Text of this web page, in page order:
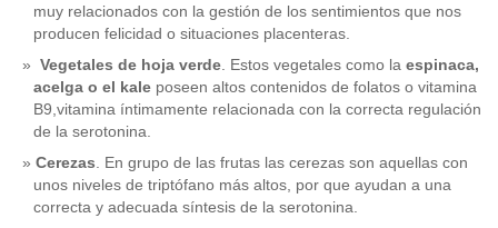
muy relacionados con la gestión de los sentimientos que nos
producen felicidad o situaciones placenteras.
Vegetales de hoja verde. Estos vegetales como la espinaca,
acelga o el kale poseen altos contenidos de folatos o vitamina
B9,vitamina íntimamente relacionada con la correcta regulación
de la serotonina.
Cerezas. En grupo de las frutas las cerezas son aquellas con
unos niveles de triptófano más altos, por que ayudan a una
correcta y adecuada síntesis de la serotonina.